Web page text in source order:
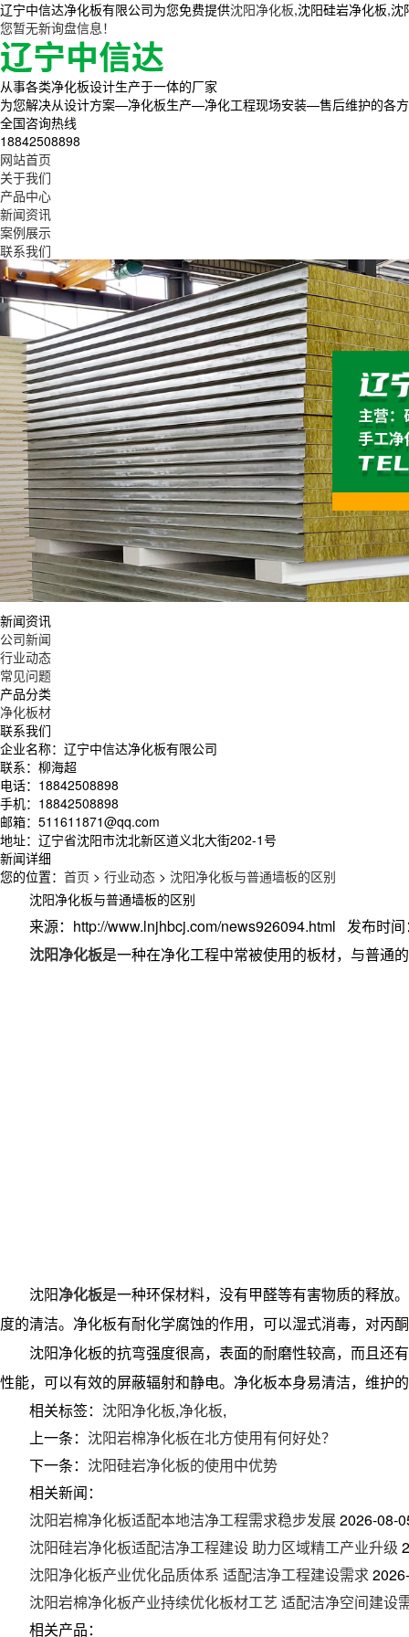
辽宁中信达净化板有限公司为您免费提供沈阳净化板,沈阳硅岩净化板,
您暂无新询盘信息！
从事各类净化板设计生产于一体的厂家
为您解决从设计方案—净化板生产—净化工程现场安装—售后维护的各
全国咨询热线
18842508898
网站首页
关于我们
产品中心
新闻资讯
案例展示
联系我们
新闻资讯
公司新闻
行业动态
常见问题
产品分类
净化板材
联系我们
企业名称：辽宁中信达净化板有限公司
联系：柳海超
电话：18842508898
手机：18842508898
邮箱：511611871@qq.com
地址：辽宁省沈阳市沈北新区道义北大街202-1号
新闻详细
您的位置： 首页 > 行业动态 > 沈阳净化板与普通墙板的区别
沈阳净化板与普通墙板的区别
来源：http://www.lnjhbcj.com/news926094.html 发布时
沈阳净化板是一种在净化工程中常被使用的板材，与普通
沈阳净化板是一种环保材料，没有甲醛等有害物质的释放
度的清洁。净化板有耐化学腐蚀的作用，可以湿式消毒，对丙
沈阳净化板的抗弯强度很高，表面的耐磨性较高，而且还
性能，可以有效的屏蔽辐射和静电。净化板本身易清洁，维护
相关标签： 沈阳净化板,净化板,
上一条： 沈阳岩棉净化板在北方使用有何好处？
下一条： 沈阳硅岩净化板的使用中优势
相关新闻：
沈阳岩棉净化板适配本地洁净工程需求稳步发展2026-08-
沈阳硅岩净化板适配洁净工程建设 助力区域精工产业升级
沈阳净化板产业优化品质体系 适配洁净工程建设需求
沈阳岩棉净化板产业持续优化板材工艺 适配洁净空间建设
相关产品：